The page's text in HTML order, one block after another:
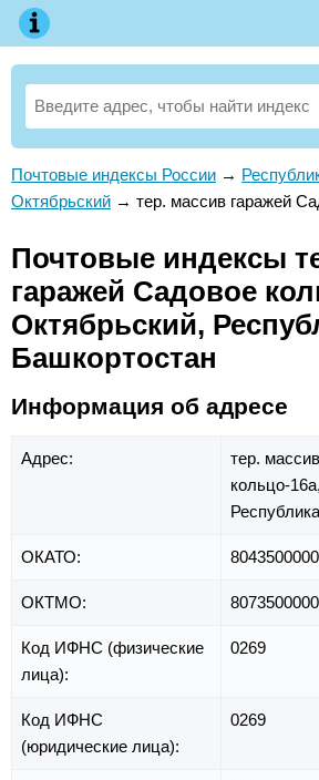
Почтовые индексы России →
Октябрьский → тер. массив гаражей
Почтовые индексы
гаражей Садовое
Октябрьский,
Башкортостан
Информация об адресе
Адрес:
тер.
кольцо-16а,
ОКАТО:
ОКТМО:
Код ИФНС (физические
лица):
0269
Код ИФНС
(юридические лица):
0269